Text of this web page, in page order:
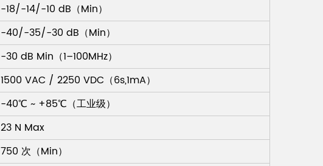
-18/-14/-10 dB（Min）
-40/-35/-30 dB（Min）
-30 dB Min（1–100MHz）
1500 VAC / 2250 VDC（6s,1mA）
-40℃ ~ +85℃（工业级）
23 N Max
750 次（Min）